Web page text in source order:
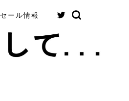
セール情報